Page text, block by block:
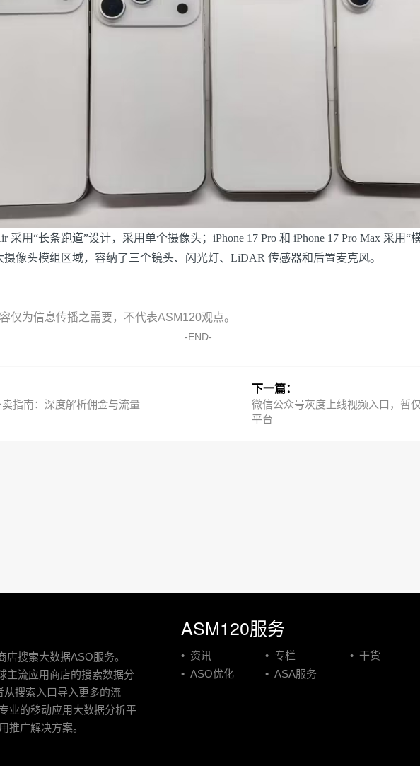
采用“长条跑道”设计，采用单个摄像头；iPhone 17 Pro 和 iPhone 17 Pro Max 采用“
摄像头模组区域，容纳了三个镜头、闪光灯、LiDAR 传感器和后置麦克风。
仅为信息传播之需要，不代表ASM120观点。
-END-
指南：深度解析佣金与流量
下一篇：
微信公众号灰度上线视频入口，暂
平台
店搜索大数据ASO服务。
主流应用商店的搜索数据分
从搜索入口导入更多的流
业的移动应用大数据分析平
推广解决方案。
ASM120服务
• 资讯 • 专栏
• 干货
• ASO优化
• ASA服务